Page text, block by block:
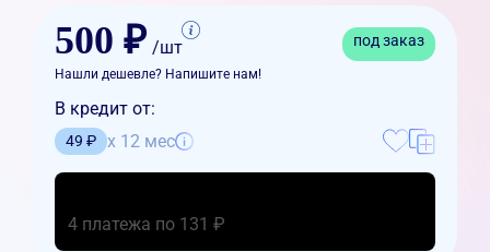
500 ₽ /шт под заказ
Нашли дешевле? Напишите нам!
В кредит от:
49 ₽ x 12 мес
4 платежа по 131 ₽